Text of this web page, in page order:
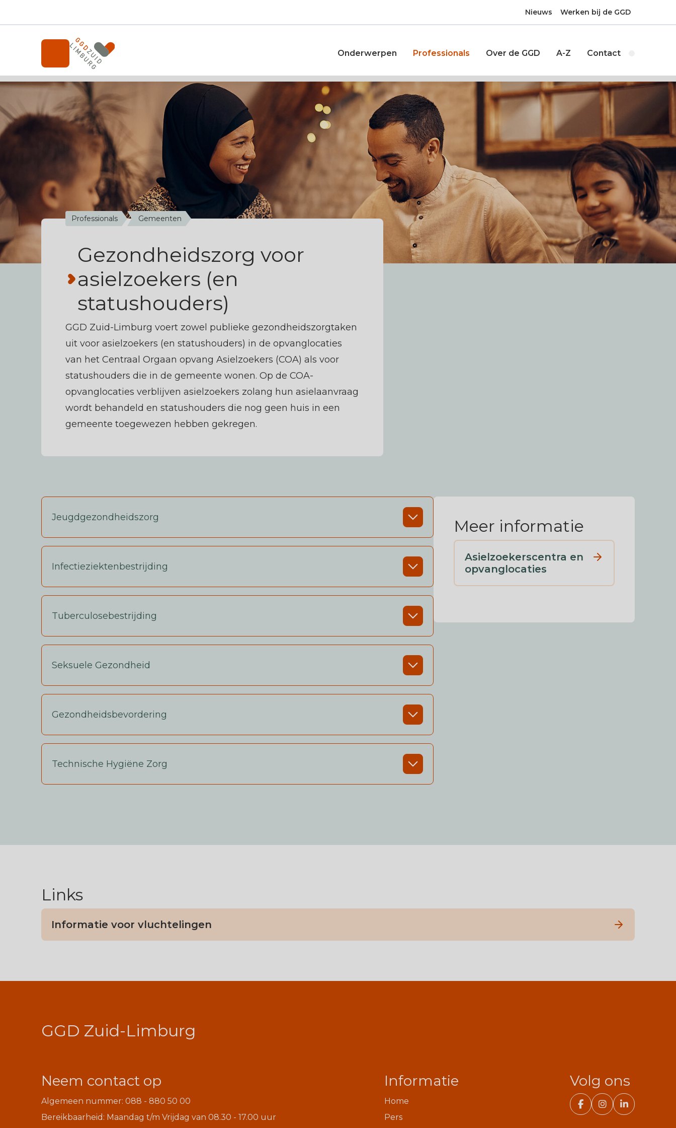
Nieuws Werken bij de GGD
Onderwerpen Professionals Over de GGD A-Z Contact
Professionals
Over de GGD
A-Z
Contact
Werken bij de GGD
Melding maken
Professionals Gemeenten
Gezondheidszorg voor
asielzoekers (en
statushouders)
GGD Zuid-Limburg voert zowel publieke gezondheidszorgtaken
uit voor asielzoekers (en statushouders) in de opvanglocaties
van het Centraal Orgaan opvang Asielzoekers (COA) als voor
statushouders die in de gemeente wonen. Op de COA-
opvanglocaties verblijven asielzoekers zolang hun asielaanvraag
wordt behandeld en statushouders die nog geen huis in een
gemeente toegewezen hebben gekregen.
Jeugdgezondheidszorg
Infectieziektenbestrijding
Tuberculosebestrijding
Seksuele Gezondheid
Gezondheidsbevordering
Technische Hygiëne Zorg
Meer informatie
Asielzoekerscentra en
opvanglocaties
Links
Informatie voor vluchtelingen
GGD Zuid-Limburg
Neem contact op
Algemeen nummer: 088 - 880 50 00
Bereikbaarheid: Maandag t/m Vrijdag van 08.30 - 17.00 uur
Informatie
Home
Pers
Volg ons